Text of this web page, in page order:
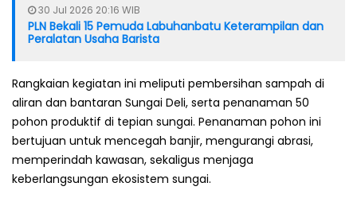
30 Jul 2026 20:16 WIB
PLN Bekali 15 Pemuda Labuhanbatu Keterampilan dan
Peralatan Usaha Barista
Rangkaian kegiatan ini meliputi pembersihan sampah di
aliran dan bantaran Sungai Deli, serta penanaman 50
pohon produktif di tepian sungai. Penanaman pohon ini
bertujuan untuk mencegah banjir, mengurangi abrasi,
memperindah kawasan, sekaligus menjaga
keberlangsungan ekosistem sungai.